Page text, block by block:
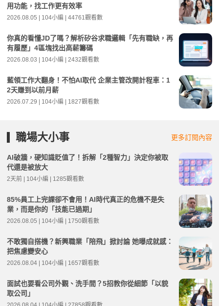
用功能，找工作更有效率
2026.08.05 | 104小編 | 44761觀看數
你真的看懂JD了嗎？解析矽谷求職邏輯「先有職缺，再
有履歷」4區塊找出高薪籌碼
2026.08.03 | 104小編 | 2432觀看數
藍領工作大翻身！不怕AI取代 企業主管改開計程車：1
2天賺到以前月薪
2026.07.29 | 104小編 | 1827觀看數
職場大小事 更多訂閱內容
AI破牆，硬知識貶值了！拆解「2種智力」決定你被取
代還是被放大
2天前 | 104小編 | 1285觀看數
85%員工上完課卻不會用！AI時代真正的危機不是失
業，而是你的「技能已過期」
2026.08.05 | 104小編 | 1750觀看數
不敢獨自搭機？新興職業「陪飛」掀討論 她曝成就感：
把焦慮變安心
2026.08.04 | 104小編 | 1657觀看數
面試也要看公司外觀、洗手間？5招教你從細節「以貌
取公司」